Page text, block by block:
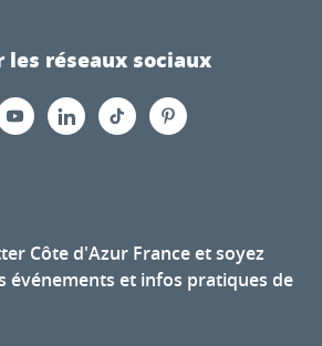
les réseaux sociaux
Côte d'Azur France et soyez
événements et infos pratiques de